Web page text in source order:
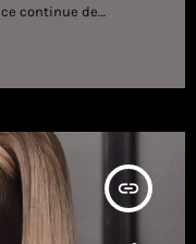
continue de
nouveaux talents.
avec Marc Lavoine,
insert_link